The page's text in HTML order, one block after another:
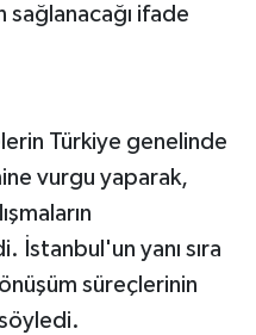
sağlanacağı ifade
Türkiye genelinde
vurgu yaparak,
İstanbul'un yanı sıra
süreçlerinin
söyledi.